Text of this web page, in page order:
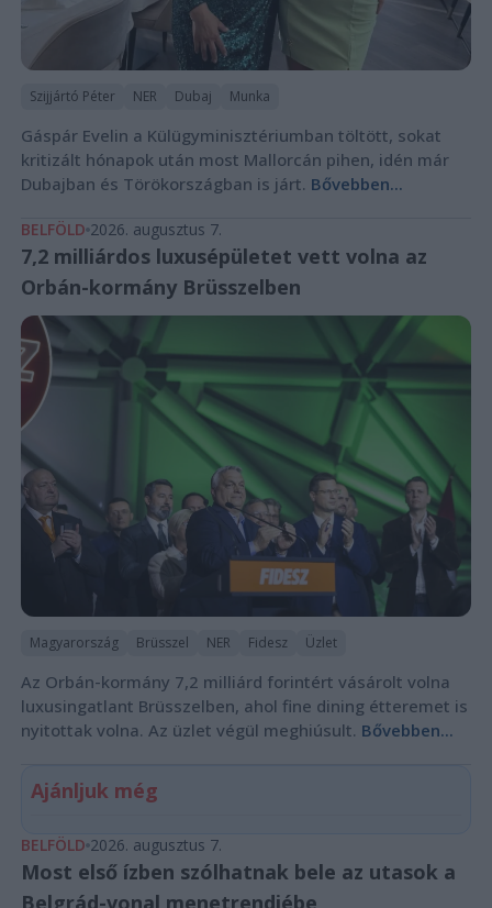
Szijjártó Péter NER Dubaj Munka
Gáspár Evelin a Külügyminisztériumban töltött, sokat
kritizált hónapok után most Mallorcán pihen, idén már
Dubajban és Törökországban is járt. Bővebben...
BELFÖLD 2026. augusztus 7.
7,2 milliárdos luxusépületet vett volna az
Orbán-kormány Brüsszelben
Magyarország Brüsszel NER Fidesz Üzlet
Az Orbán-kormány 7,2 milliárd forintért vásárolt volna
luxusingatlant Brüsszelben, ahol fine dining étteremet is
nyitottak volna. Az üzlet végül meghiúsult. Bővebben...
Ajánljuk még
BELFÖLD 2026. augusztus 7.
Most első ízben szólhatnak bele az utasok a
Belgrád-vonal menetrendjébe